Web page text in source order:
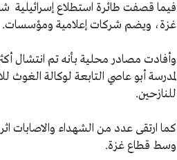
فيما قصفت طائرة استطلاع إسرائيلية
غزة، ويضم شركات إعلامية ومؤسسات.
لمدرسة أبو عاصي التابعة لوكالة
للنازحين.
كما ارتقى عدد من الشهداء والاصابات
وسط قطاع غزة.